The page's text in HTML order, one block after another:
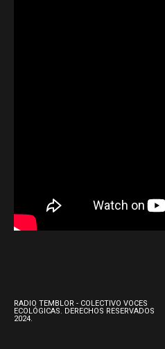
RADIO TEMBLOR - COLECTIVO VOCES
ECOLÓGICAS. DERECHOS RESERVADOS
2024.